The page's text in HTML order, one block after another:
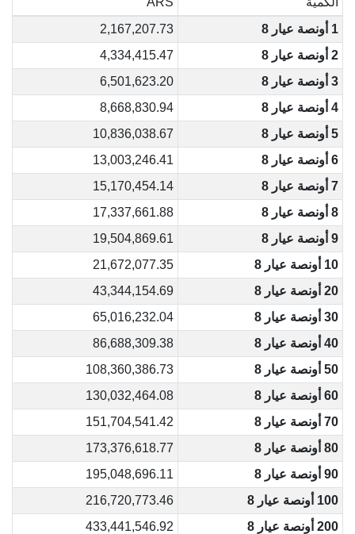
1 أونصة عيار 8
2,167,207.73
2 أونصة عيار 8
4,334,415.47
3 أونصة عيار 8
6,501,623.20
4 أونصة عيار 8
8,668,830.94
5 أونصة عيار 8
10,836,038.67
6 أونصة عيار 8
13,003,246.41
7 أونصة عيار 8
15,170,454.14
8 أونصة عيار 8
17,337,661.88
9 أونصة عيار 8
19,504,869.61
10 أونصة عيار 8
21,672,077.35
20 أونصة عيار 8
43,344,154.69
30 أونصة عيار 8
65,016,232.04
40 أونصة عيار 8
86,688,309.38
50 أونصة عيار 8
108,360,386.73
60 أونصة عيار 8
130,032,464.08
70 أونصة عيار 8
151,704,541.42
80 أونصة عيار 8
173,376,618.77
90 أونصة عيار 8
195,048,696.11
100 أونصة عيار 8
216,720,773.46
200 أونصة عيار 8
433,441,546.92